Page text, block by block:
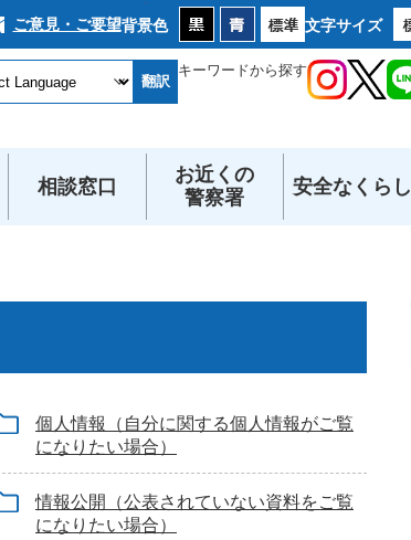
ご意見・ご要望背景色 文字サイズ
翻訳
キーワードから探す
相談窓口
お近くの
警察署
安全なくらし
個人情報（自分に関する個人情報がご覧
になりたい場合）
情報公開（公表されていない資料をご覧
になりたい場合）